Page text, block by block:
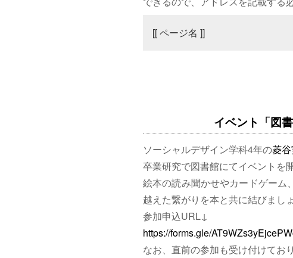
[[ ページ名 ]]
イベント「図
ソーシャルデザイン学科4年の菱
卒業研究で図書館にてイベントを
絵本の読み聞かせやカードゲーム
越えた繋がりを本と共に結びましょ
参加申込URL↓
https://forms.gle/
なお、直前の参加も受け付けており